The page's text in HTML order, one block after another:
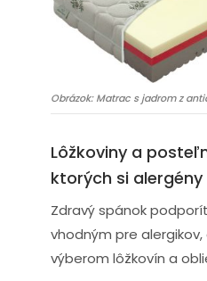
Obrázok: Matrac s jadrom z
Lôžkoviny a
ktorých si
Zdravý spánok
vhodným pre
výberom lôžkovín a